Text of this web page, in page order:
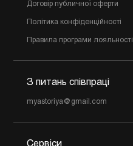
Договір публичної оферти
Політика конфіденційності
Правила програми лояльності
З питань співпраці
myastoriya@gmail.com
Сервіси